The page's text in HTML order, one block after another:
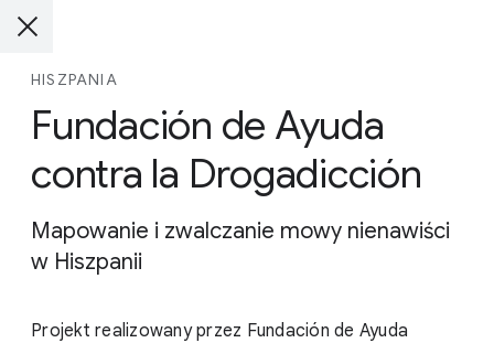
HISZPANIA
Fundación de Ayuda
contra la Drogadicción
Mapowanie i zwalczanie mowy nienawiści
w Hiszpanii
Projekt realizowany przez Fundación de Ayuda